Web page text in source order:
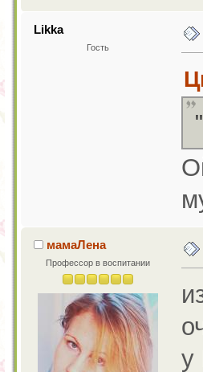
Likka
Гость
мамаЛена
Профессор в воспитании
у